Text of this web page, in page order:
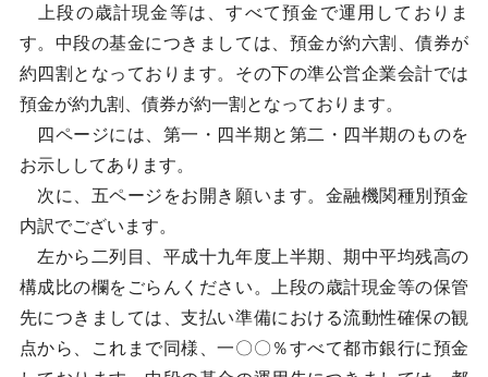
上段の歳計現金等は、すべて預金で運用しておりま
す。中段の基金につきましては、預金が約六割、債券が
約四割となっております。その下の準公営企業会計では
預金が約九割、債券が約一割となっております。
四ページには、第一・四半期と第二・四半期のものを
お示ししてあります。
次に、五ページをお開き願います。金融機関種別預金
内訳でございます。
左から二列目、平成十九年度上半期、期中平均残高の
構成比の欄をごらんください。上段の歳計現金等の保管
先につきましては、支払い準備における流動性確保の観
点から、これまで同様、一〇〇％すべて都市銀行に預金